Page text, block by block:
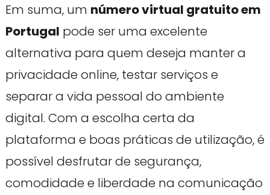
Em suma, um número virtual gratuito em
Portugal pode ser uma excelente
alternativa para quem deseja manter a
privacidade online, testar serviços e
separar a vida pessoal do ambiente
digital. Com a escolha certa da
plataforma e boas práticas de utilização, é
possível desfrutar de segurança,
comodidade e liberdade na comunicação